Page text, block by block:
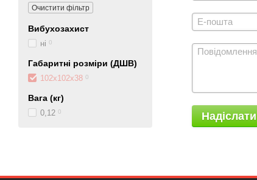
Надіслати
Очистити фільтр
Вибухозахист
ні 0
Габаритні розміри (ДШВ)
102х102х38 0
Вага (кг)
0,12 0